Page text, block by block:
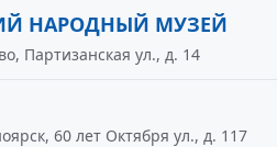
НАРОДНЫЙ МУЗЕЙ
Партизанская ул., д. 14
60 лет Октября ул., д. 117